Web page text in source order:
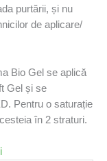
purtării, și nu
de aplicare/
Bio Gel se aplică
Gel și se
Pentru o saturație
în 2 straturi.